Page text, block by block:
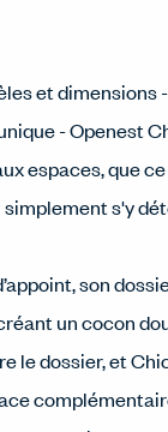
et dimensions
- Openest
espaces, que
s'y
son
un cocon
le dossier, et